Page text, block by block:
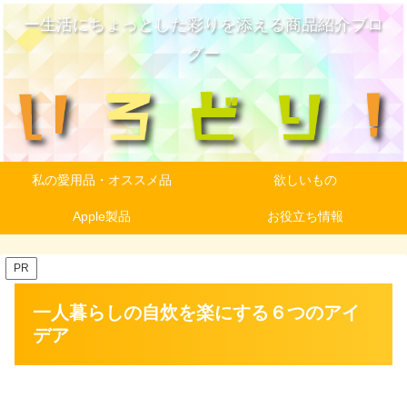
ー生活にちょっとした彩りを添える商品紹介ブロ
グー
私の愛用品・オススメ品 欲しいもの
Apple製品 お役立ち情報
PR
一人暮らしの自炊を楽にする６つのアイ
デア